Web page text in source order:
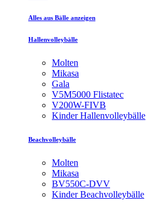
Alles aus Bälle anzeigen
Hallenvolleybälle
Molten
Mikasa
Gala
V5M5000 Flistatec
V200W-FIVB
Kinder Hallenvolleybälle
Beachvolleybälle
Molten
Mikasa
BV550C-DVV
Kinder Beachvolleybälle